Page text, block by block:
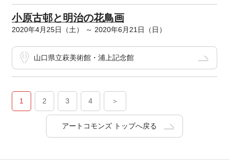
小原古邨と明治の花鳥画
2020年4月25日（土） ～ 2020年6月21日（日）
山口県立萩美術館・浦上記念館
1 2 3 4 ＞
アートコモンズ トップへ戻る